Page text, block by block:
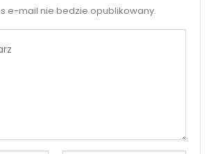
e-mail nie bedzie opublikowany.